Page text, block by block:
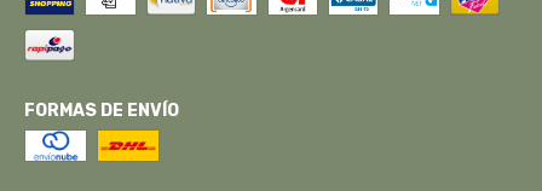
FORMAS DE ENVÍO